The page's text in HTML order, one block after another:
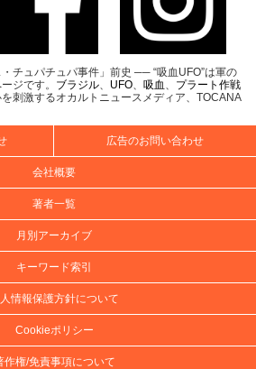
チュパチュパ事件」前史 ── “吸血UFO”は軍の
ジです。 ブラジル UFO 吸血
プラート作戦
刺激するオカルトニュースメディア、TOCANA
広告のお問い合わせ
会社概要
著者一覧
月別アーカイブ
キーワード索引
情報保護方針について
Cookieポリシー
作権/免責事項について